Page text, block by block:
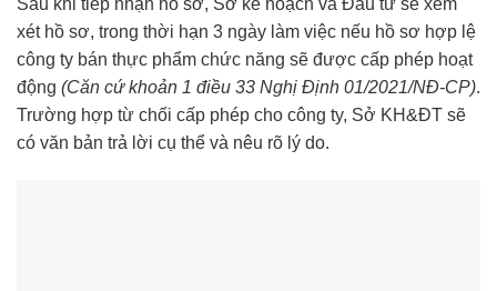
xét hồ sơ, trong thời hạn 3 ngày làm việc nếu hồ sơ hợp lệ
công ty bán thực phẩm chức năng sẽ được cấp phép hoạt
động (Căn cứ khoản 1 điều 33 Nghị Định 01/2021/NĐ-CP).
Trường hợp từ chối cấp phép cho công ty, Sở KH&ĐT sẽ
có văn bản trả lời cụ thể và nêu rõ lý do.